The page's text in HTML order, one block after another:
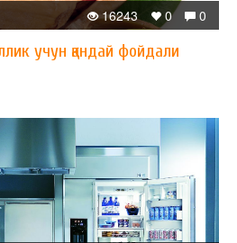
0
0
16243
учун қандай фойдали